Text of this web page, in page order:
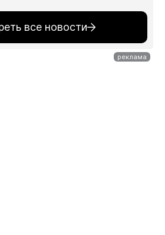
все новости